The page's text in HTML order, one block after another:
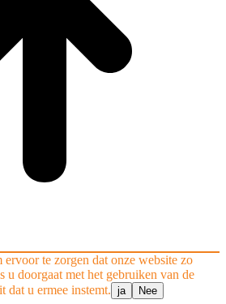
te zorgen dat onze website zo
u doorgaat met het gebruiken van de
dat u ermee instemt. ja
Nee